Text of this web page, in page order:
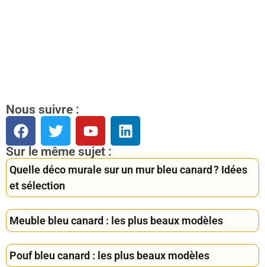
Nous suivre :
Sur le même sujet :
Quelle déco murale sur un mur bleu canard ? Idées
et sélection
Meuble bleu canard : les plus beaux modèles
Pouf bleu canard : les plus beaux modèles